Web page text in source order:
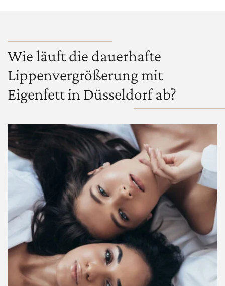
Wie läuft die dauerhafte
Lippenvergrößerung mit
Eigenfett in Düsseldorf ab?